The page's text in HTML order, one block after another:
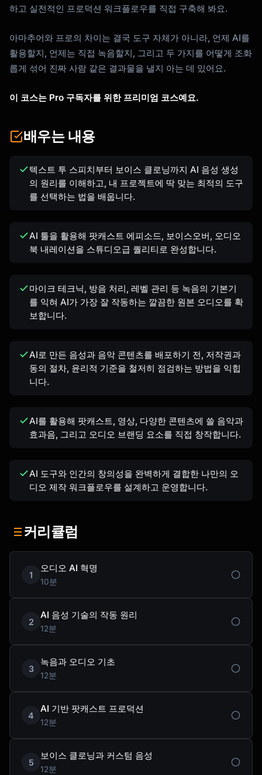
하고 실전적인 프로덕션 워크플로우를 직접 구축해 봐요.
아마추어와 프로의 차이는 결국 도구 자체가 아니라, 언제 AI를
활용할지, 언제는 직접 녹음할지, 그리고 두 가지를 어떻게 조화
롭게 섞어 진짜 사람 같은 결과물을 낼지 아는 데 있어요.
이 코스는 Pro 구독자를 위한 프리미엄 코스예요.
배우는 내용
텍스트 투 스피치부터 보이스 클로닝까지 AI 음성 생성
의 원리를 이해하고, 내 프로젝트에 딱 맞는 최적의 도구
를 선택하는 법을 배웁니다.
AI 툴을 활용해 팟캐스트 에피소드, 보이스오버, 오디오
북 내레이션을 스튜디오급 퀄리티로 완성합니다.
마이크 테크닉, 방음 처리, 레벨 관리 등 녹음의 기본기
를 익혀 AI가 가장 잘 작동하는 깔끔한 원본 오디오를 확
보합니다.
AI로 만든 음성과 음악 콘텐츠를 배포하기 전, 저작권과
동의 절차, 윤리적 기준을 철저히 점검하는 방법을 익힙
니다.
AI를 활용해 팟캐스트, 영상, 다양한 콘텐츠에 쓸 음악과
효과음, 그리고 오디오 브랜딩 요소를 직접 창작합니다.
AI 도구와 인간의 창의성을 완벽하게 결합한 나만의 오
디오 제작 워크플로우를 설계하고 운영합니다.
커리큘럼
1
오디오 AI 혁명
10분
2
AI 음성 기술의 작동 원리
12분
3
녹음과 오디오 기초
12분
4
AI 기반 팟캐스트 프로덕션
12분
5
보이스 클로닝과 커스텀 음성
12분
Kai
코스 찾기 · 도와드릴게요